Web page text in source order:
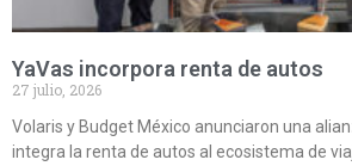
YaVas incorpora renta de autos
27 julio, 2026
Volaris y Budget México anunciaron una
integra la renta de autos al ecosistema de